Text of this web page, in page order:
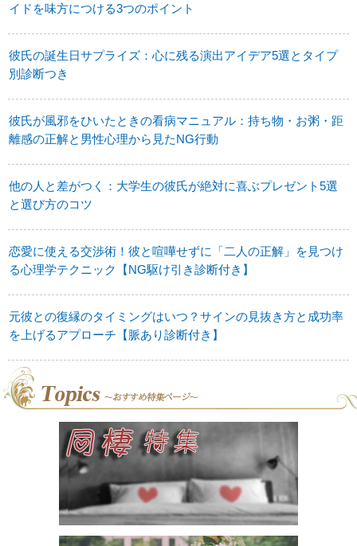
イドを味方につける3つのポイント
彼氏の誕生日サプライズ：心に残る演出アイデア5選とタイプ
別診断つき
彼氏が風邪をひいたときの看病マニュアル：持ち物・お粥・距
離感の正解と男性心理から見たNG行動
他の人と差がつく：大学生の彼氏が絶対に喜ぶプレゼント5選
と選び方のコツ
恋愛に使える交渉術！彼と喧嘩せずに「二人の正解」を見つけ
る心理学テクニック【NG駆け引き診断付き】
元彼との復縁のタイミングはいつ？サインの見抜き方と成功率
を上げるアプローチ【脈あり診断付き】